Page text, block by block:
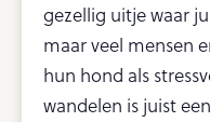
gezellig uitje waar
maar veel mensen
hun hond als
wandelen is juist